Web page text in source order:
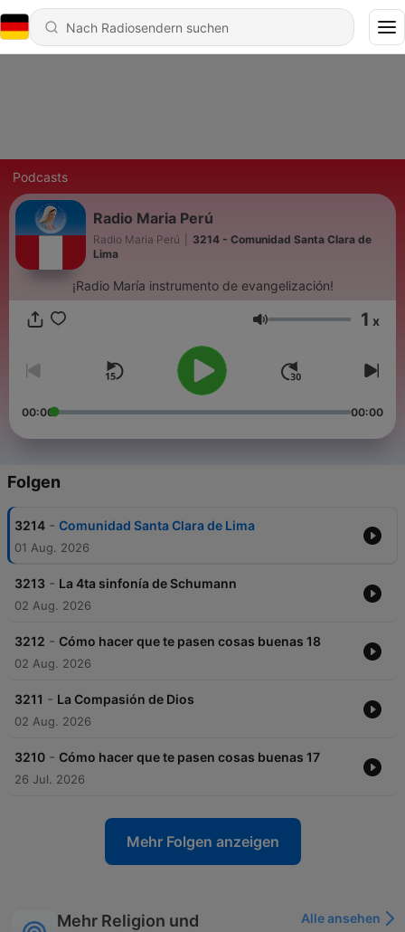
Podcasts
Radio Maria Perú
Radio Maria Perú
3214 - Comunidad Santa Clara de
Lima
¡Radio María instrumento de evangelización!
Lautstärke 1 x
00:00 00:00
Folgen
3214 - Comunidad Santa Clara de Lima
01 Aug. 2026
3213 - La 4ta sinfonía de Schumann
02 Aug. 2026
3212 - Cómo hacer que te pasen cosas buenas 18
02 Aug. 2026
3211 - La Compasión de Dios
02 Aug. 2026
3210 - Cómo hacer que te pasen cosas buenas 17
26 Jul. 2026
Mehr Folgen anzeigen
Mehr Religion und
Alle ansehen